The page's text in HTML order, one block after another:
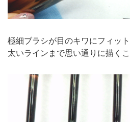
極細ブラシが目のキワにフィッ
太いラインまで思い通りに描く